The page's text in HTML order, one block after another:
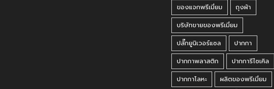
ของแจกพรีเมี่ยม
ถุงผ้า
บริษัทขายของพรีเมี่ยม
ปลั๊กยูนิเวอร์แซล
ปากกา
ปากกาพลาสติก
ปากการีไซเคิล
ปากกาโลหะ
ผลิตของพรีเมี่ยม